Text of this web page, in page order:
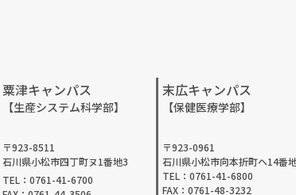
粟津キャンパス
【生産システム科学部】
〒923-8511
石川県小松市四丁町ヌ1番地3
TEL：0761-41-6700
末広キャンパス
【保健医療学部】
〒923-0961
石川県小松市向本折町ヘ14番
TEL：0761-41-6800
FAX：0761-48-3232